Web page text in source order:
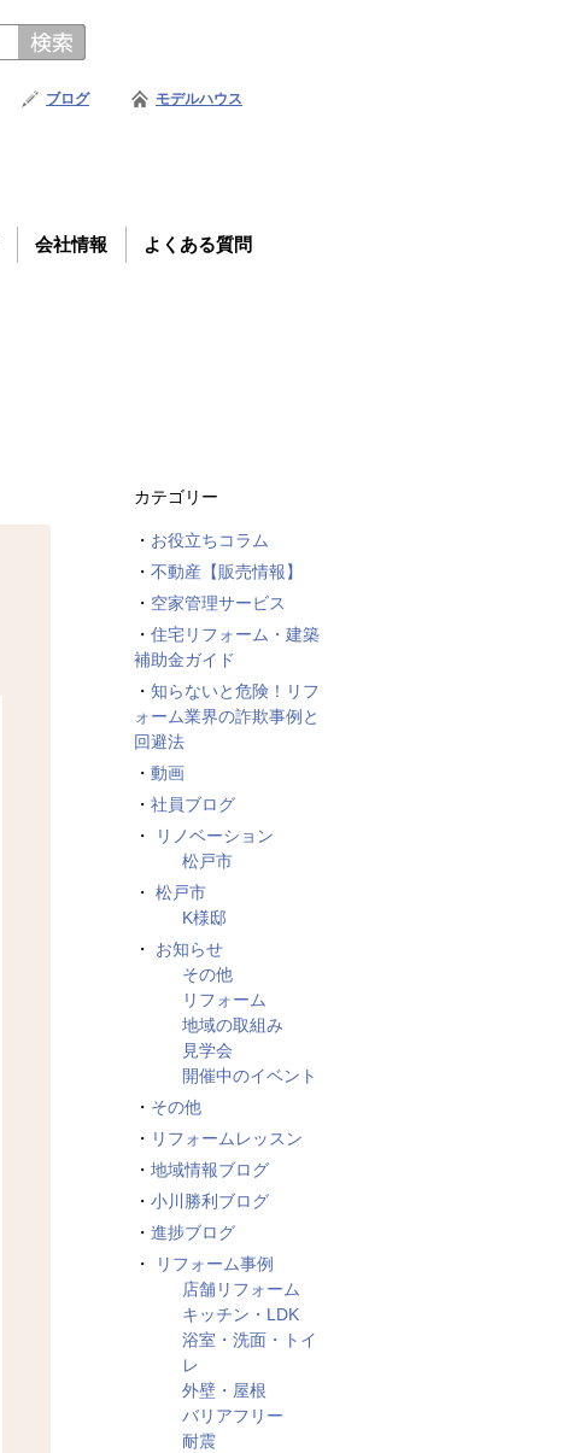
ブログ モデルハウス
会社情報 よくある質問
カテゴリー
お役立ちコラム
不動産【販売情報】
空家管理サービス
住宅リフォーム・建築
補助金ガイド
知らないと危険！リフ
ォーム業界の詐欺事例と
回避法
動画
社員ブログ
リノベーション
松戸市
松戸市
K様邸
お知らせ
その他
リフォーム
地域の取組み
見学会
開催中のイベント
その他
リフォームレッスン
地域情報ブログ
小川勝利ブログ
進捗ブログ
リフォーム事例
店舗リフォーム
キッチン・LDK
浴室・洗面・トイ
レ
外壁・屋根
バリアフリー
耐震